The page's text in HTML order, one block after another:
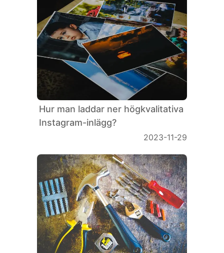
Hur man laddar ner högkvalitativa
Instagram-inlägg?
2023-11-29